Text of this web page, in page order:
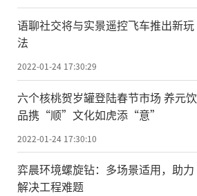
语聊社交将与实景遥控飞车推出新玩
法
2022-01-24 17:30:29
六个核桃贺岁罐登陆春节市场 养元饮
品携“顺”文化如虎添“意”
2022-01-24 17:30:10
弈晨环境螺旋钻：多场景适用，助力
解决工程难题